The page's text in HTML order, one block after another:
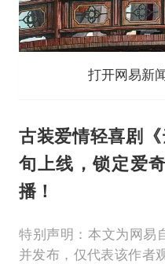
打开网易新
古装爱情轻喜剧
旬上线，锁定爱
播！
特别声明：本文为网易
并发布，仅代表该作者